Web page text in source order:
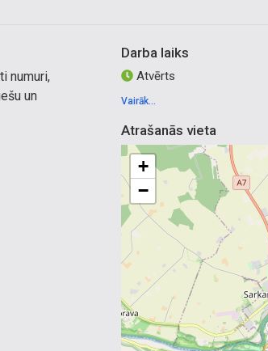
numuri,
un
Darba laiks
Atvērts
Vairāk...
Atrašanās vieta
+
−